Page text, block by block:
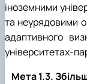
іноземними
та неурядовими
адаптивного
університетах-
Мета 1.3.